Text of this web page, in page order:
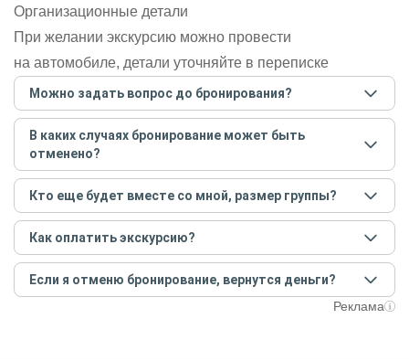
Организационные детали
При желании экскурсию можно провести
на автомобиле, детали уточняйте в переписке
Можно задать вопрос до бронирования?
Достаточно перейти по ссылке «Задать вопрос» и
написать гиду. Платить при этом не нужно. Сначала
согласуйте с гидом интересующие вас вопросы и после
этого бронируйте экскурсию.Задать вопрос.
В каких случаях бронирование может быть
отменено?
Только в случае неблагоприятных погодных условий,
например, если экскурсия на кораблике, а по прогнозу
погоды аномально-сильный ветер. При этом гид
предупредит вас об отмене, а мы вернем предоплату на
карту. Во всех остальных случаях экскурсия состоится.
Кто еще будет вместе со мной, размер группы?
Если экскурсия индивидуальная, гид проведет встречу
только для вас и вашей компании. Если групповая — на
экскурсии будут другие участники, размер зависит от
условий конкретной экскурсии.
Как оплатить экскурсию?
Создайте заказ на удобную дату и время, и внесите
предоплату как можно скорее, чтобы другие
путешественники не заняли ваше место. После этого
Если я отменю бронирование, вернутся деньги?
При отмене за 48 часов или раньше мы вернем всюРеклама